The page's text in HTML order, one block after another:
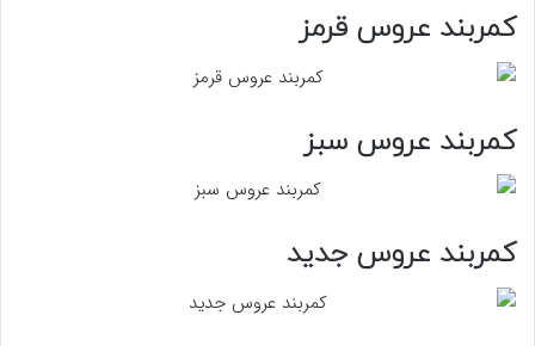
کمربند عروس قرمز
کمربند عروس سبز
کمربند عروس جدید